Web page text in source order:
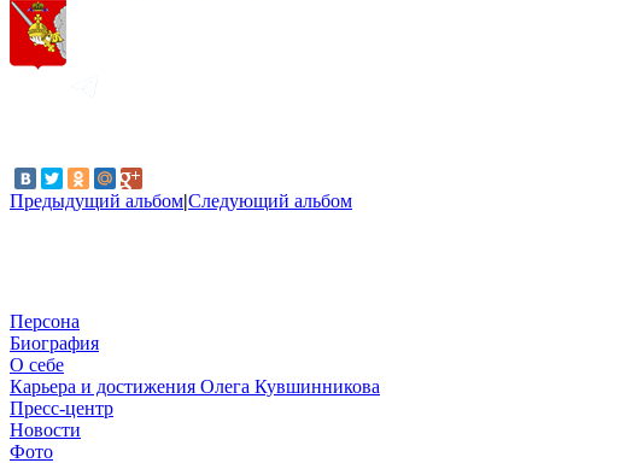
Предыдущий альбом|Следующий альбом
Персона
Биография
О себе
Карьера и достижения Олега Кувшинникова
Пресс-центр
Новости
Фото